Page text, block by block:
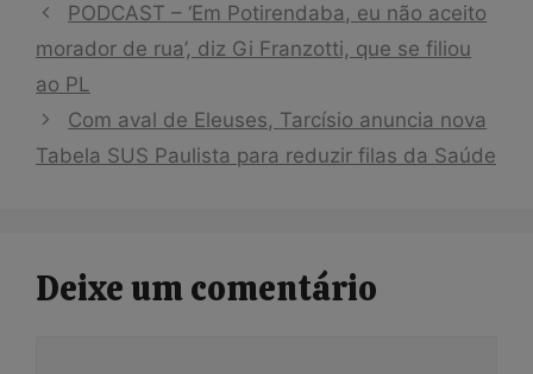
PODCAST – ‘Em Potirendaba, eu não aceito
morador de rua’, diz Gi Franzotti, que se filiou
ao PL
Com aval de Eleuses, Tarcísio anuncia nova
Tabela SUS Paulista para reduzir filas da Saúde
Deixe um comentário